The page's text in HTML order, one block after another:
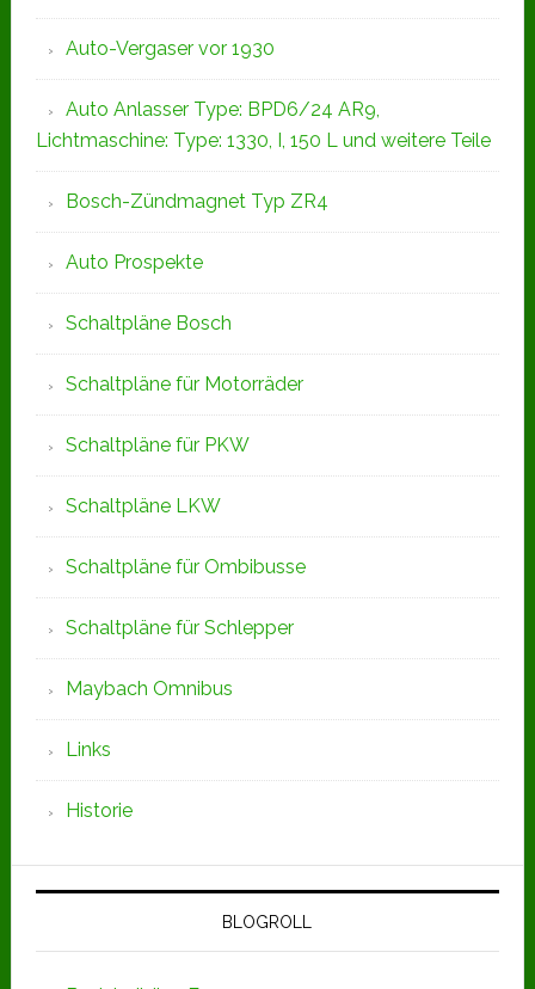
Auto-Vergaser vor 1930
Auto Anlasser Type: BPD6/24 AR9,
Lichtmaschine: Type: 1330, I, 150 L und weitere Teile
Bosch-Zündmagnet Typ ZR4
Auto Prospekte
Schaltpläne Bosch
Schaltpläne für Motorräder
Schaltpläne für PKW
Schaltpläne LKW
Schaltpläne für Ombibusse
Schaltpläne für Schlepper
Maybach Omnibus
Links
Historie
BLOGROLL